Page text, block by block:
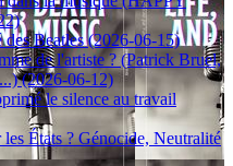
Beatles (2026-06-15)
de l'artiste ? (Patrick Bruel,
(2026-06-12)
le silence au travail
États ? Génocide, Neutralité